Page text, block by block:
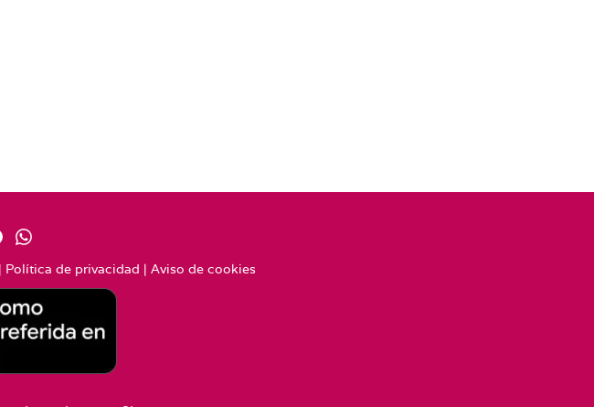
| Política de privacidad | Aviso de cookies